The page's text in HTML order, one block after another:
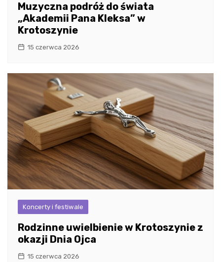
Muzyczna podróż do świata
„Akademii Pana Kleksa” w
Krotoszynie
15 czerwca 2026
Koncerty i festiwale
Rodzinne uwielbienie w Krotoszynie z
okazji Dnia Ojca
15 czerwca 2026